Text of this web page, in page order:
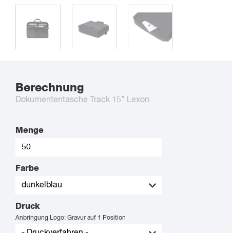
Berechnung
Dokumententasche Track 15" Lexon
Menge
Farbe
Druck
Anbringung Logo: Gravur auf 1 Position